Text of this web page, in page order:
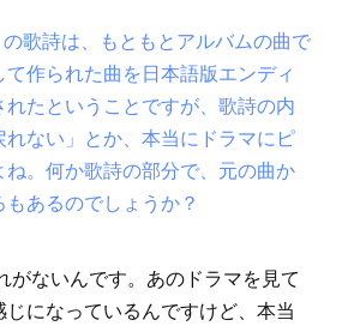
歌詩は、もともとアルバムの曲で
作られた曲を日本語版エンディ
れたということですが、歌詩の内
れない」とか、本当にドラマにピ
ね。何か歌詩の部分で、元の曲か
あるのでしょうか？
がないんです。あのドラマを見て
になっているんですけど、本当